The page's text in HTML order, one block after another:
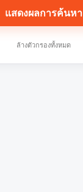
แสดงผลการค้นหา
ล้างตัวกรองทั้งหมด